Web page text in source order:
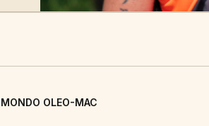
MONDO OLEO-MAC